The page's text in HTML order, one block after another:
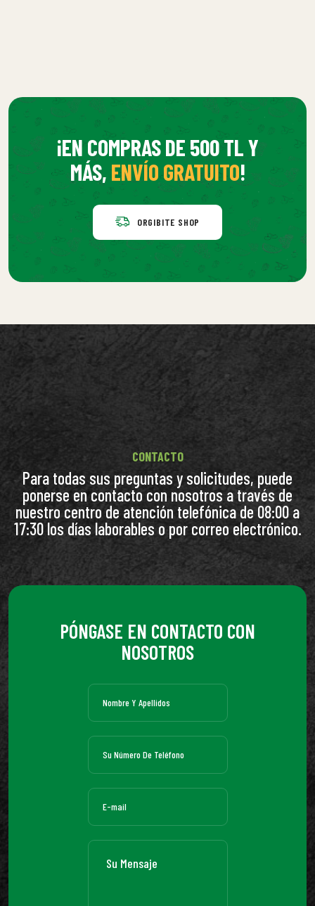
¡EN COMPRAS DE 500 TL Y
MÁS, ENVÍO GRATUITO!
ORGIBITE SHOP
CONTACTO
Para todas sus preguntas y solicitudes, puede
ponerse en contacto con nosotros a través de
nuestro centro de atención telefónica de 08:00 a
17:30 los días laborables o por correo electrónico.
PÓNGASE EN CONTACTO CON
NOSOTROS